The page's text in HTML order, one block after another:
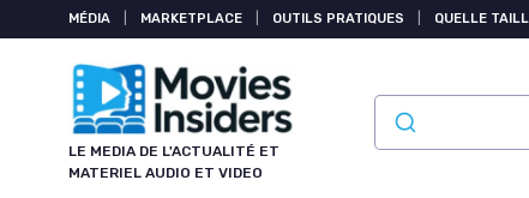
MÉDIA MARKETPLACE OUTILS PRATIQUES QUELLE
LE MEDIA DE L'ACTUALITÉ ET
MATERIEL AUDIO ET VIDEO
Panneau de gestion des cookies